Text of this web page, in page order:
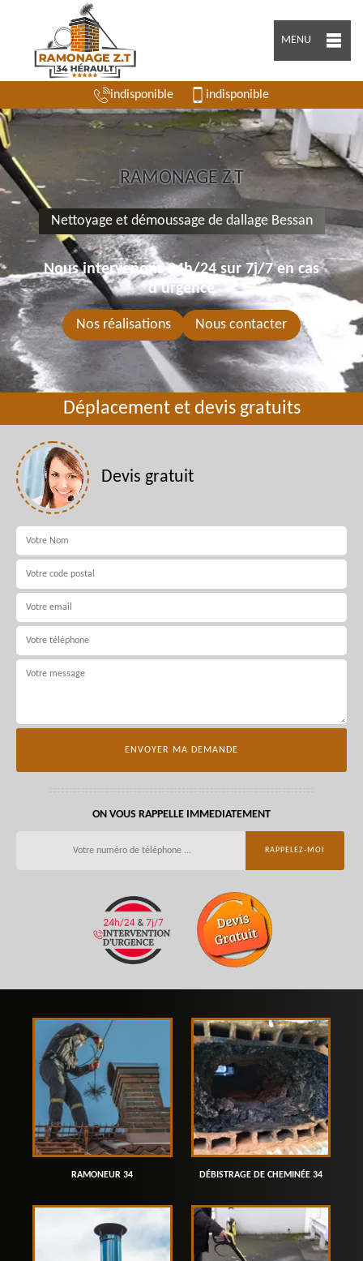
MENU
indisponible indisponible
RAMONAGE Z.T
Nettoyage et démoussage de dallage Bessan
Nous intervenons 24h/24 sur 7j/7 en cas
d'urgence
Nos réalisations Nous contacter
Déplacement et devis gratuits
Devis gratuit
ON VOUS RAPPELLE IMMEDIATEMENT
RAMONEUR 34 DÉBISTRAGE DE CHEMINÉE 34